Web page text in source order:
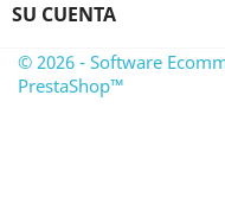
SU CUENTA
© 2026 - Software
PrestaShop™